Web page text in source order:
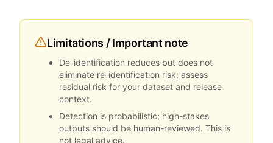
Limitations / Important note
De-identification reduces but does not
eliminate re-identification risk; assess
residual risk for your dataset and release
context.
Detection is probabilistic; high-stakes
outputs should be human-reviewed. This is
not legal advice.